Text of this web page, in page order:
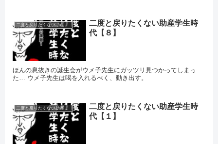
二度と戻りたくない助産学生時代
二度と戻りたくない助産学生時
代【８】
ほんの息抜きの誕生会がウメ子先生にガッツリ見つかってしまっ
た… ウメ子先生は喝を入れるべく、動き出す。
二度と戻りたくない助産学生時代
二度と戻りたくない助産学生時
代【１】